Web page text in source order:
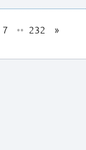
7 •• 232